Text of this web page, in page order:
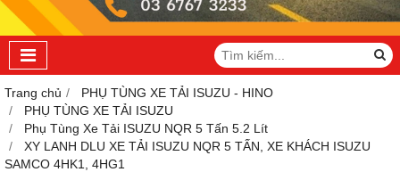
Trang chủ
PHỤ TÙNG XE TẢI ISUZU - HINO
PHỤ TÙNG XE TẢI ISUZU
Phụ Tùng Xe Tải ISUZU NQR 5 Tấn 5.2 Lít
XY LANH DLU XE TẢI ISUZU NQR 5 TẤN, XE KHÁCH ISUZU
SAMCO 4HK1, 4HG1